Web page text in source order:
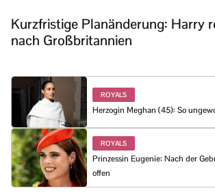
Kurzfristige Planänderung: Harry
nach Großbritannien
ROYALS
Herzogin Meghan (45): So
ROYALS
Prinzessin Eugenie: Nach der
offen